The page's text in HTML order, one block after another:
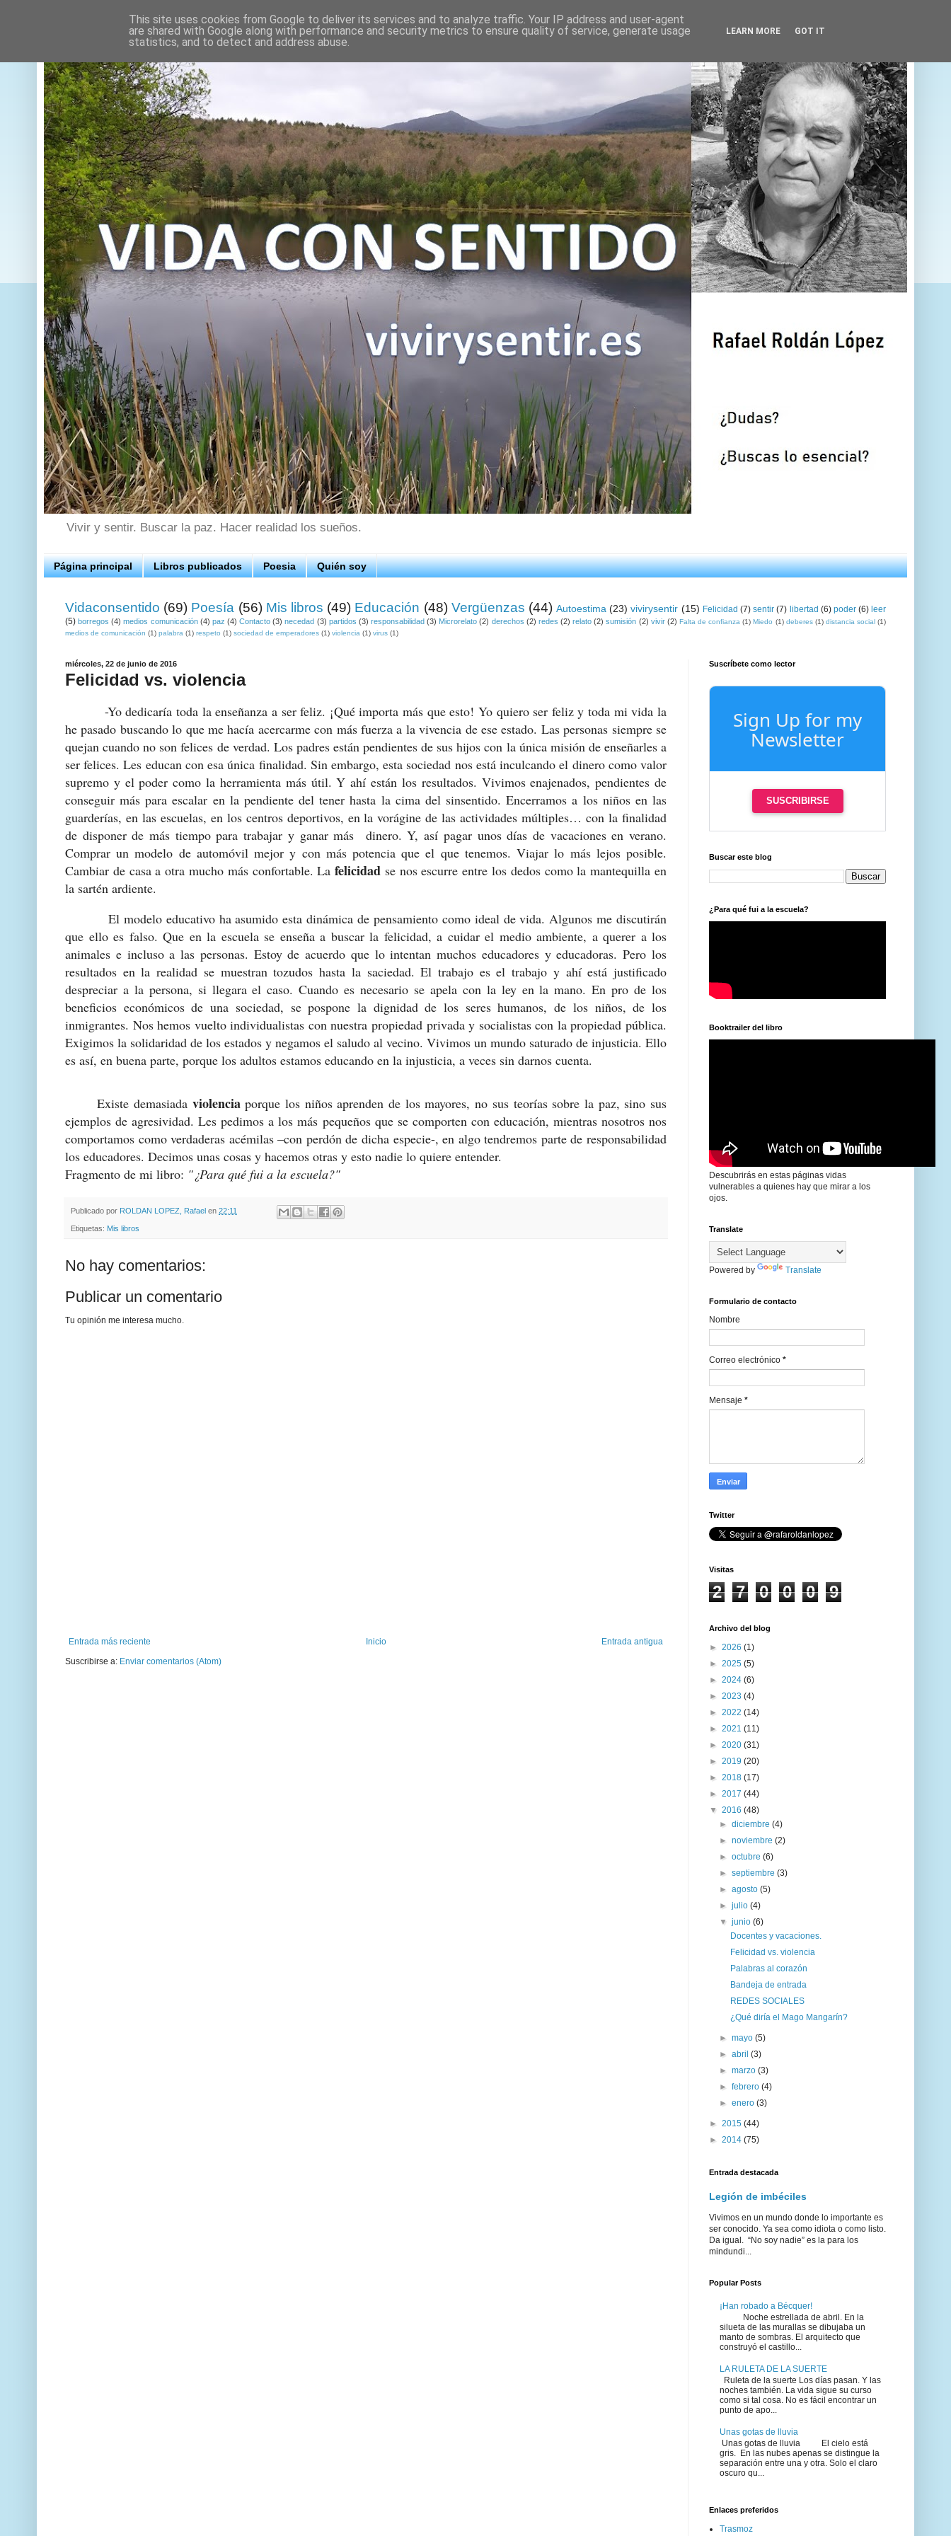
Vivir y sentir. Buscar la paz. Hacer realidad los sueños.
Página principal Libros publicados Poesia Quién soy
Vidaconsentido (69) Poesía (56) Mis libros (49) Educación (48) Vergüenzas (44) Autoestima (23) vivirysentir (15) Felicidad (7) sentir (7) libertad (6) poder (6) leer
(5) borregos (4) medios comunicación (4) paz (4) Contacto (3) necedad (3) partidos (3) responsabilidad (3) Microrelato (2) derechos (2) redes (2) relato (2) sumisión (2) vivir (2) Falta de confianza (1) Miedo (1) deberes (1) distancia social (1)
medios de comunicación (1) palabra (1) respeto (1) sociedad de emperadores (1) violencia (1) virus (1)
miércoles, 22 de junio de 2016
Felicidad vs. violencia
-Yo dedicaría toda la enseñanza a ser feliz. ¡Qué importa más que esto! Yo quiero ser feliz y toda mi vida la
he pasado buscando lo que me hacía acercarme con más fuerza a la vivencia de ese estado. Las personas siempre se
quejan cuando no son felices de verdad. Los padres están pendientes de sus hijos con la única misión de enseñarles a
ser felices. Les educan con esa única finalidad. Sin embargo, esta sociedad nos está inculcando el dinero como valor
supremo y el poder como la herramienta más útil. Y ahí están los resultados. Vivimos enajenados, pendientes de
conseguir más para escalar en la pendiente del tener hasta la cima del sinsentido. Encerramos a los niños en las
guarderías, en las escuelas, en los centros deportivos, en la vorágine de las actividades múltiples… con la finalidad
de disponer de más tiempo para trabajar y ganar más dinero. Y, así pagar unos días de vacaciones en verano.
Comprar un modelo de automóvil mejor y con más potencia que el que tenemos. Viajar lo más lejos posible.
Cambiar de casa a otra mucho más confortable. Lafelicidad se nos escurre entre los dedos como la mantequilla en
la sartén ardiente.
El modelo educativo ha asumido esta dinámica de pensamiento como ideal de vida. Algunos me discutirán
que ello es falso. Que en la escuela se enseña a buscar la felicidad, a cuidar el medio ambiente, a querer a los
animales e incluso a las personas. Estoy de acuerdo que lo intentan muchos educadores y educadoras. Pero los
resultados en la realidad se muestran tozudos hasta la saciedad. El trabajo es el trabajo y ahí está justificado
despreciar a la persona, si llegara el caso. Cuando es necesario se apela con la ley en la mano. En pro de los
beneficios económicos de una sociedad, se pospone la dignidad de los seres humanos, de los niños, de los
inmigrantes. Nos hemos vuelto individualistas con nuestra propiedad privada y socialistas con la propiedad pública.
Exigimos la solidaridad de los estados y negamos el saludo al vecino. Vivimos un mundo saturado de injusticia. Ello
es así, en buena parte, porque los adultos estamos educando en la injusticia, a veces sin darnos cuenta.
Existe demasiada violenciaporque los niños aprenden de los mayores, no sus teorías sobre la paz, sino sus
ejemplos de agresividad. Les pedimos a los más pequeños que se comporten con educación, mientras nosotros nos
comportamos como verdaderas acémilas –con perdón de dicha especie-, en algo tendremos parte de responsabilidad
los educadores. Decimos unas cosas y hacemos otras y esto nadie lo quiere entender.
Fragmento de mi libro: "¿Para qué fui a la escuela?"
Publicado por ROLDAN LOPEZ, Rafael en 22:11
Etiquetas: Mis libros
No hay comentarios:
Publicar un comentario
Tu opinión me interesa mucho.
Entrada más reciente Entrada antigua
Inicio
Suscribirse a: Enviar comentarios (Atom)
Suscríbete como lector
Sign Up for my
Newsletter
SUSCRIBIRSE
Buscar este blog
¿Para qué fui a la escuela?
Booktrailer del libro
Descubrirás en estas páginas vidas
vulnerables a quienes hay que mirar a los
ojos.
Translate
Powered by Translate
Formulario de contacto
Nombre
Correo electrónico *
Mensaje *
Twitter
Visitas
2 7 0 0 0 9
Archivo del blog
► 2026 (1)
► 2025 (5)
► 2024 (6)
► 2023 (4)
► 2022 (14)
► 2021 (11)
► 2020 (31)
► 2019 (20)
► 2018 (17)
► 2017 (44)
▼ 2016 (48)
►diciembre(4)
►noviembre(2)
►octubre(6)
►septiembre(3)
►agosto(5)
►julio(4)
▼junio(6)
Docentes y vacaciones.
Felicidad vs. violencia
Palabras al corazón
Bandeja de entrada
REDES SOCIALES
¿Qué diría el Mago Mangarín?
►mayo(5)
►abril(3)
►marzo(3)
►febrero(4)
►enero(3)
► 2015 (44)
► 2014 (75)
Entrada destacada
Legión de imbéciles
Vivimos en un mundo donde lo importante es
ser conocido. Ya sea como idiota o como listo.
Da igual. “No soy nadie” es la para los
mindundi...
Popular Posts
¡Han robado a Bécquer!
Noche estrellada de abril. En la
silueta de las murallas se dibujaba un
manto de sombras. El arquitecto que
construyó el castillo...
LA RULETA DE LA SUERTE
Ruleta de la suerte Los días pasan. Y las
noches también. La vida sigue su curso
como si tal cosa. No es fácil encontrar un
punto de apo...
Unas gotas de lluvia
Unas gotas de lluvia El cielo está
gris. En las nubes apenas se distingue la
separación entre una y otra. Solo el claro
oscuro qu...
Enlaces preferidos
Trasmoz
This site uses cookies from Google to deliver its services and to analyze traffic. Your IP address and user-agent
are shared with Google along with performance and security metrics to ensure quality of service, generate usage
statistics, and to detect and address abuse.
LEARN MORE GOT IT